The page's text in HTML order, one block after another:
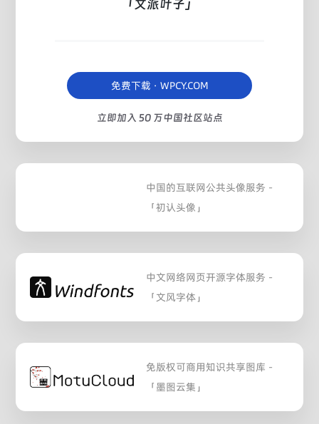
「文派叶子」
免费下载 · WPCY.COM
立即加入 50 万中国社区站点
中国的互联网公共头像服务 -
「初认头像」
中文网络网页开源字体服务 -
「文风字体」
免版权可商用知识共享图库 -
「墨图云集」